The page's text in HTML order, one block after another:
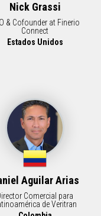
Nick Grassi
& Cofounder at Finerio
Connect
Estados Unidos
Aguilar Arias
Comercial para
de Veritran